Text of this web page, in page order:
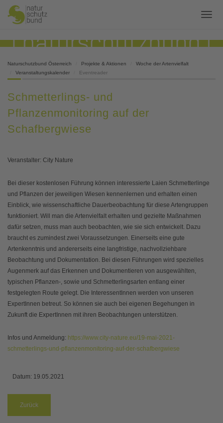
Naturschutzbund Österreich Projekte & Aktionen
Woche der Artenvielfalt
Veranstaltungskalender
Eventreader
Schmetterlings- und
Pflanzenmonitoring auf der
Schafbergwiese
Veranstalter: City Nature
Bei dieser kostenlosen Führung können interessierte Laien Schmetterlinge
und Pflanzen der jeweiligen Wiesen kennenlernen und erhalten einen
Einblick, wie wissenschaftliche Dauerbeobachtung für diese Artengruppen
funktioniert. Will man die Artenvielfalt erhalten und gezielte Maßnahmen
dafür setzen, muss man auch beobachten, wie sie sich entwickelt. Dazu
braucht es zumindest zwei Voraussetzungen. Einerseits eine gute
Artenkenntnis und andererseits eine langfristige, nachvollziehbare
Beobachtung und Dokumentation. Bei diesen Führungen wird spezielles
Augenmerk auf das Erkennen und Dokumentieren von ausgewählten,
typischen Pflanzen-, sowie und Schmetterlingsarten entlang einer
festgelegten Route gelegt. Die InteressentInnen werden von unseren
ExpertInnen betreut. So können sie auch bei eigenen Begehungen in
Zukunft die ExpertInnen mit ihren Beobachtungen unterstützen.
Infos und Anmeldung: https://www.city-nature.eu/19-mai-2021-
schmetterlings-und-pflanzenmonitoring-auf-der-schafbergwiese
Datum: 19.05.2021
Zurück